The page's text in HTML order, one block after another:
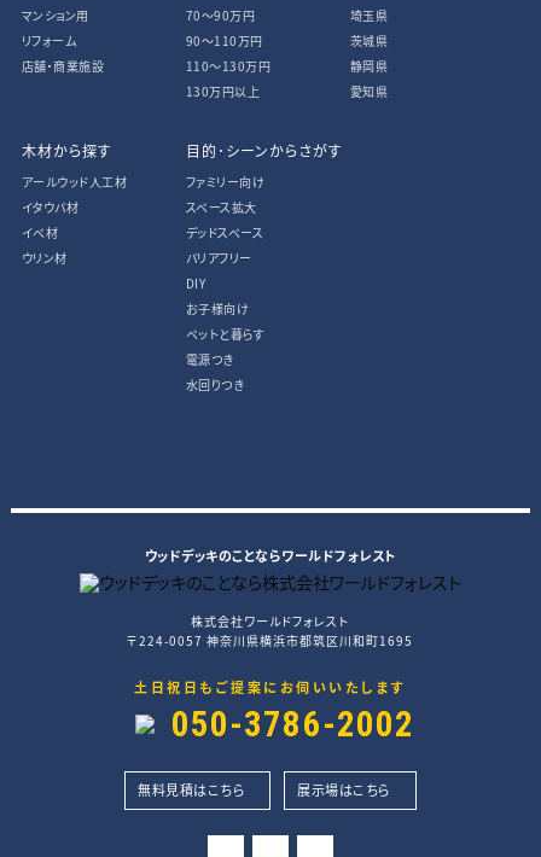
マンション用
リフォーム
店舗・商業施設
70〜90万円
90〜110万円
110〜130万円
130万円以上
埼玉県
茨城県
静岡県
愛知県
木材から探す
アールウッド人工材
イタウバ材
イペ材
ウリン材
目的･シーンからさがす
ファミリー向け
スペース拡大
デッドスペース
バリアフリー
DIY
お子様向け
ペットと暮らす
電源つき
水回りつき
ウッドデッキのことならワールドフォレスト
株式会社ワールドフォレスト
〒224-0057 神奈川県横浜市都筑区川和町1695
土日祝日もご提案にお伺いいたします
050-3786-2002
無料見積はこちら 展示場はこちら